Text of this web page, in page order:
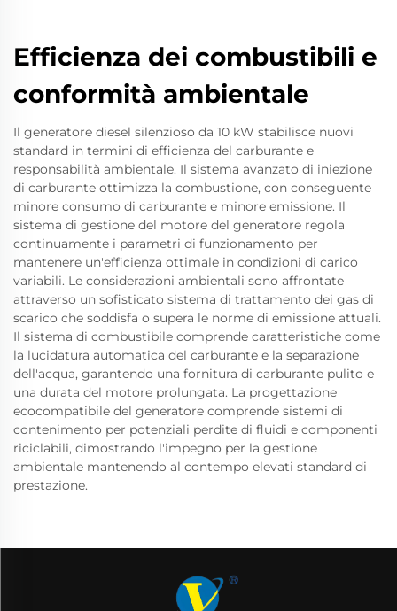
Efficienza dei combustibili e
conformità ambientale
Il generatore diesel silenzioso da 10 kW stabilisce nuovi
standard in termini di efficienza del carburante e
responsabilità ambientale. Il sistema avanzato di iniezione
di carburante ottimizza la combustione, con conseguente
minore consumo di carburante e minore emissione. Il
sistema di gestione del motore del generatore regola
continuamente i parametri di funzionamento per
mantenere un'efficienza ottimale in condizioni di carico
variabili. Le considerazioni ambientali sono affrontate
attraverso un sofisticato sistema di trattamento dei gas di
scarico che soddisfa o supera le norme di emissione attuali.
Il sistema di combustibile comprende caratteristiche come
la lucidatura automatica del carburante e la separazione
dell'acqua, garantendo una fornitura di carburante pulito e
una durata del motore prolungata. La progettazione
ecocompatibile del generatore comprende sistemi di
contenimento per potenziali perdite di fluidi e componenti
riciclabili, dimostrando l'impegno per la gestione
ambientale mantenendo al contempo elevati standard di
prestazione.